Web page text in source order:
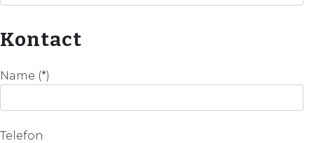
Kontact
Name (*)
Telefon